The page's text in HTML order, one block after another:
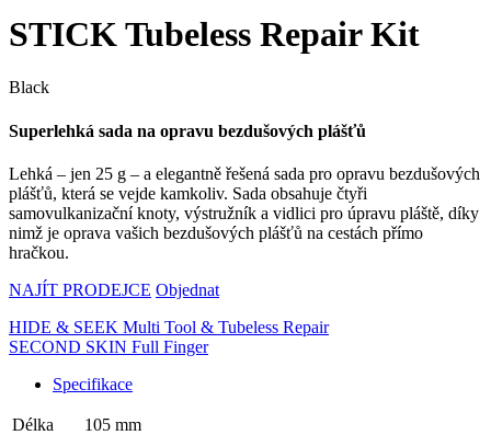
STICK Tubeless Repair Kit
Black
Superlehká sada na opravu bezdušových plášťů
Lehká – jen 25 g – a elegantně řešená sada pro opravu bezdušových
plášťů, která se vejde kamkoliv. Sada obsahuje čtyři
samovulkanizační knoty, výstružník a vidlici pro úpravu pláště, díky
nimž je oprava vašich bezdušových plášťů na cestách přímo
hračkou.
NAJÍT PRODEJCE Objednat
HIDE & SEEK Multi Tool & Tubeless Repair
SECOND SKIN Full Finger
Specifikace
Délka
105 mm